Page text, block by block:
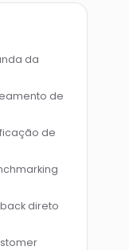
da
de
de
direto